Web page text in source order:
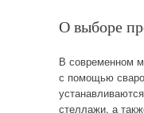
О выборе
В современном
с помощью
стеллажи, а